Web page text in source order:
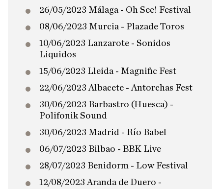
26/05/2023 Málaga - Oh See! Festival
08/06/2023 Murcia - Plazade Toros
10/06/2023 Lanzarote - Sonidos
Liquidos
15/06/2023 Lleida - Magnific Fest
22/06/2023 Albacete - Antorchas Fest
30/06/2023 Barbastro (Huesca) -
Polifonik Sound
30/06/2023 Madrid - Río Babel
06/07/2023 Bilbao - BBK Live
28/07/2023 Benidorm - Low Festival
12/08/2023 Aranda de Duero -